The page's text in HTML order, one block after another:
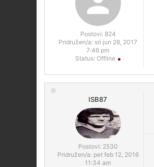
Postovi: 824
Pridružen/a: sri jun 28, 2017
7:46 pm
Status: Offline
ISB87
Postovi: 2530
Pridružen/a: pet feb 12, 2016
11:34 am